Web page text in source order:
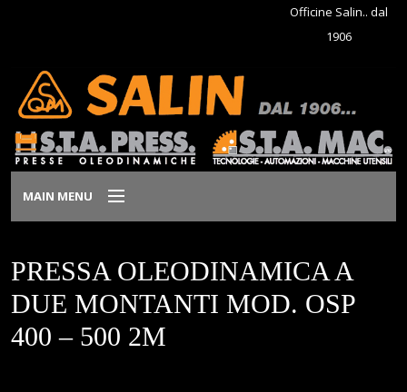
Officine Salin.. dal
1906
MAIN MENU
Azienda
Prodotti
PRESSA OLEODINAMICA A
DUE MONTANTI MOD. OSP
400 – 500 2M